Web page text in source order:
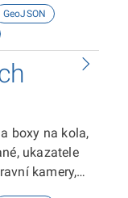
Data byla
a liší se tedy
podrobnosti a
části
informace
GeoJSON
boxy na kola,
ukazatele
kamery,